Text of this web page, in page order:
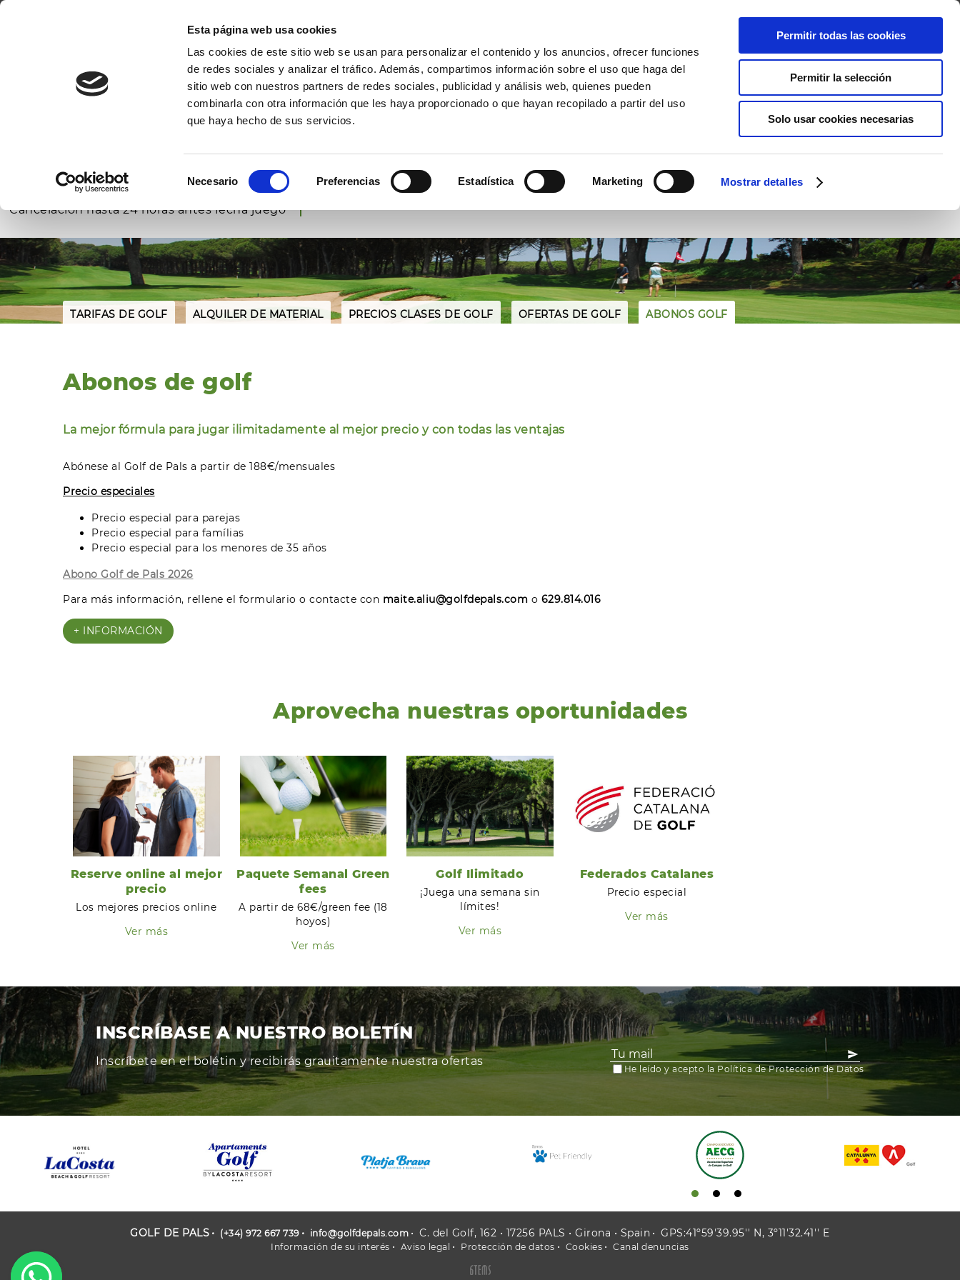
Esta página web usa cookies
Las cookies de este sitio web se usan para personalizar el contenido y los anuncios, ofrecer funciones
de redes sociales y analizar el tráfico. Además, compartimos información sobre el uso que haga del
sitio web con nuestros partners de redes sociales, publicidad y análisis web, quienes pueden
combinarla con otra información que les haya proporcionado o que hayan recopilado a partir del uso
que haya hecho de sus servicios.
Necesario Preferencias Estadística Marketing Mostrar detalles
Permitir todas las cookies
Permitir la selección
Solo usar cookies necesarias
INICIO EL CAMPO ESCUELA COMPETICIONES TARIFAS OFERTAS ENTORNO VACACIONES GOLF ACTIVIDADES
Reserva tus Green Fees
Mejores precios garantizados
Cancelación hasta 24 horas antes fecha juego
Jugadores Hoyo
TARIFAS DE GOLF ALQUILER DE MATERIAL PRECIOS CLASES DE GOLF OFERTAS DE GOLF ABONOS GOLF
Abonos de golf
La mejor fórmula para jugar ilimitadamente al mejor precio y con todas las ventajas
Abónese al Golf de Pals a partir de 188€/mensuales
Precio especiales
Precio especial para parejas
Precio especial para famílias
Precio especial para los menores de 35 años
Abono Golf de Pals 2026
Para más información, rellene el formulario o contacte con maite.aliu@golfdepals.com o 629.814.016
+ INFORMACIÓN
Aprovecha nuestras oportunidades
Reserve online al mejor
precio
Los mejores precios online
Ver más
Paquete Semanal Green
fees
A partir de 68€/green fee (18
hoyos)
Ver más
Golf Ilimitado
¡Juega una semana sin
límites!
Ver más
Federados Catalanes
Precio especial
Ver más
INSCRÍBASE A NUESTRO BOLETÍN
Inscríbete en el bolétin y recibirás grauitamente nuestra ofertas
He leído y acepto la Política de Protección de Datos
GOLF DE PALS (+34) 972 667 739 info@golfdepals.com C. del Golf, 162 • 17256 PALS • Girona • Spain GPS:41º59'39.95'' N, 3º11'32.41'' E
Información de su interés Aviso legal Protección de datos Cookies Canal denuncias